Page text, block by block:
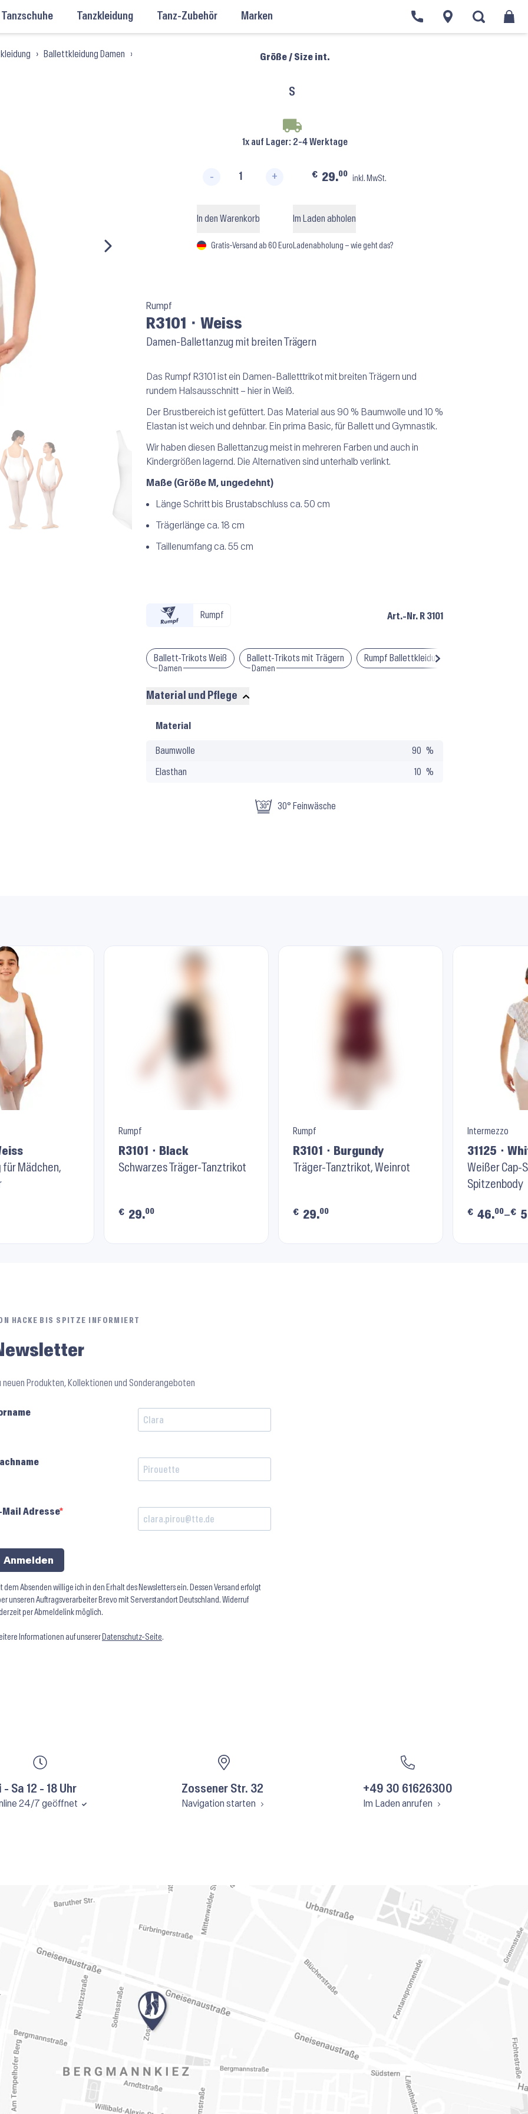
Tanzschuhe Tanzkleidung Tanz-Zubehör Marken
› Ballettkleidung Damen › Ballett-Trikots mit Trägern Damen
Rumpf
R3101 ⬝ Weiss
Damen-Ballettanzug mit breiten Trägern
Größe / Size int.
S
1x auf Lager: 2-4 Werktage
-
R3101 ⬝ Weiss Menge
+ € 29.00
inkl. MwSt.
In den Warenkorb
Gratis-Versand ab 60 Euro
Im Laden abholen
Ladenabholung – wie geht das?
Das Rumpf R3101 ist ein Damen-Balletttrikot mit breiten Trägern und
rundem Halsausschnitt – hier in Weiß.
Der Brustbereich ist gefüttert. Das Material aus 90 % Baumwolle und 10 %
Elastan ist weich und dehnbar. Ein prima Basic, für Ballett und Gymnastik.
Wir haben diesen Ballettanzug meist in mehreren Farben und auch in
Kindergrößen lagernd. Die Alternativen sind unterhalb verlinkt.
Maße (Größe M, ungedehnt)
Länge Schritt bis Brustabschluss ca. 50 cm
Trägerlänge ca. 18 cm
Taillenumfang ca. 55 cm
Rumpf Art.-Nr. R 3101
Ballett-Trikots Weiß
Damen
Ballett-Trikots mit Trägern
Damen
Rumpf Ballettkleidung
Material und Pflege
Material
Pflege
Material
Baumwolle 90
Elasthan 10
30° Feinwäsche
Mädchen,
Rumpf
R3101 ⬝ Black
Schwarzes Träger-Tanztrikot
€ 29.00
Rumpf
R3101 ⬝ Burgundy
Träger-Tanztrikot, Weinrot
€ 29.00
Intermezzo
31125 ⬝
Weißer Cap-
Spitzenbody
€ 46.00–€
HACKE BIS SPITZE INFORMIERT
neuen Produkten, Kollektionen und Sonderangeboten
Mail Adresse
Anmelden
dem Absenden willige ich in den Erhalt des Newsletters ein. Dessen Versand erfolgt
unseren Auftragsverarbeiter Brevo mit Serverstandort Deutschland. Widerruf
per Abmeldelink möglich.
Informationen auf unserer Datenschutz-Seite.
- Sa 12 - 18 Uhr
24/7 geöffnet
Zossener Str. 32
Navigation starten
+49 30 61626300
Im Laden anrufen